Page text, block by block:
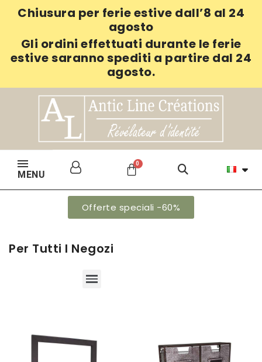
Chiusura per ferie estive dall’8 al 24
agosto
Gli ordini effettuati durante le ferie
estive saranno spediti a partire dal 24
agosto.
MENU
Offerte speciali -60%
Per Tutti I Negozi